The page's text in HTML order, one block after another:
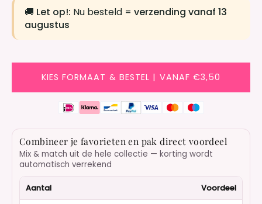
🚚 Let op!: Nu besteld = verzending vanaf 13
augustus
KIES FORMAAT & BESTEL | VANAF €3,50
Combineer je favorieten en pak direct voordeel
Mix & match uit de hele collectie — korting wordt
automatisch verrekend
Aantal Voordeel